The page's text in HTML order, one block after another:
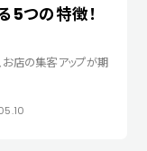
5つの特徴！
店の集客アップが期